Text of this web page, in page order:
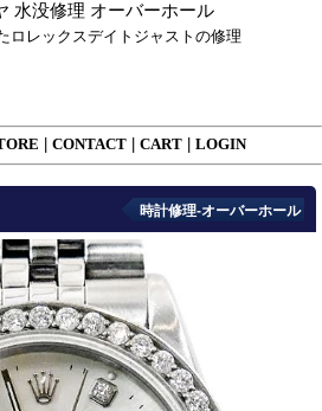
水没修理 オーバーホール
ロレックスデイトジャストの修理
CONTACT CART LOGIN
時計修理-オーバーホール